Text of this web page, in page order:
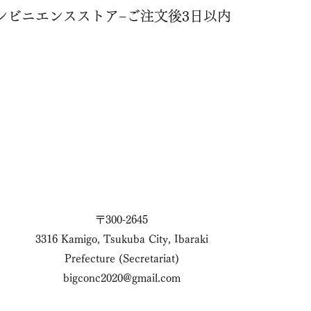
ニエンスストア−ご注文後3日以内
〒300-2645
3316 Kamigo, Tsukuba City, Ibaraki
Prefecture (Secretariat)
bigconc2020@gmail.com